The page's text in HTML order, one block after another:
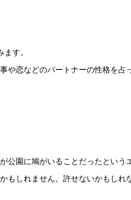
す。
や恋などのパートナーの性格を占
公園に鳩がいることだったという
もしれません。許せないかもしれ